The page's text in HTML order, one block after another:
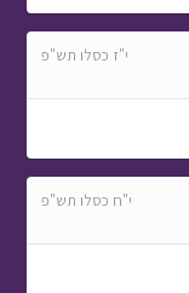
י"ז כסלו תש"פ
י"ח כסלו תש"פ